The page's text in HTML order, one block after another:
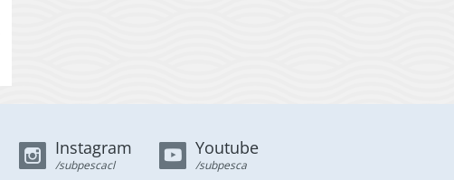
Instagram
/subpescacl
Youtube
/subpesca